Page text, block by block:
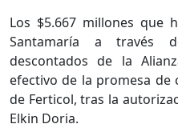
Los $5.667 millones que
Santamaría a través
descontados de la
efectivo de la promesa
de Ferticol, tras la
Elkin Doria.